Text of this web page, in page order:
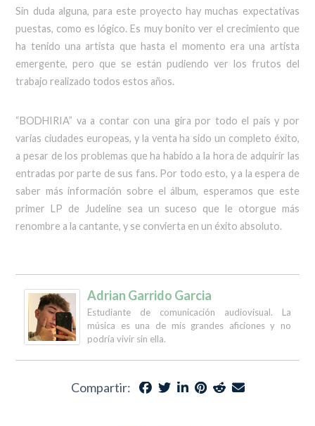
Sin duda alguna, para este proyecto hay muchas expectativas
puestas, como es lógico. Es muy bonito ver el crecimiento que
ha tenido una artista que hasta el momento era una artista
emergente, pero que se están pudiendo ver los frutos del
trabajo realizado todos estos años.
“BODHIRIA” va a contar con una gira por todo el país y por
varias ciudades europeas, y la venta ha sido un completo éxito,
a pesar de los problemas que ha habido a la hora de adquirir las
entradas por parte de sus fans. Por todo esto, y a la espera de
saber más información sobre el álbum, esperamos que este
primer LP de Judeline sea un suceso que le otorgue más
renombre a la cantante, y se convierta en un éxito absoluto.
Adrian Garrido Garcia
Estudiante de comunicación audiovisual. La
música es una de mis grandes aficiones y no
podría vivir sin ella.
Compartir: